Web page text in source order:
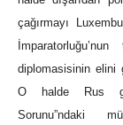
çağırmayı
diplomasisinin elini
O halde Rus
Sorunu”ndaki